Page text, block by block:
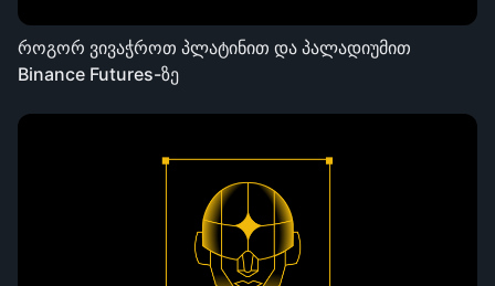
როგორ ვივაჭროთ პლატინით და პალადიუმით
Binance Futures-ზე